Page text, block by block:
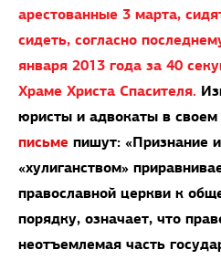
арестованные 3 марта,
сидеть, согласно
января 2013 года за 40
Храме Христа Спасителя.
юристы и адвокаты в своем
письме пишут: «Признание
«хулиганством»
православной церкви к
порядку, означает, что
неотъемлемая часть